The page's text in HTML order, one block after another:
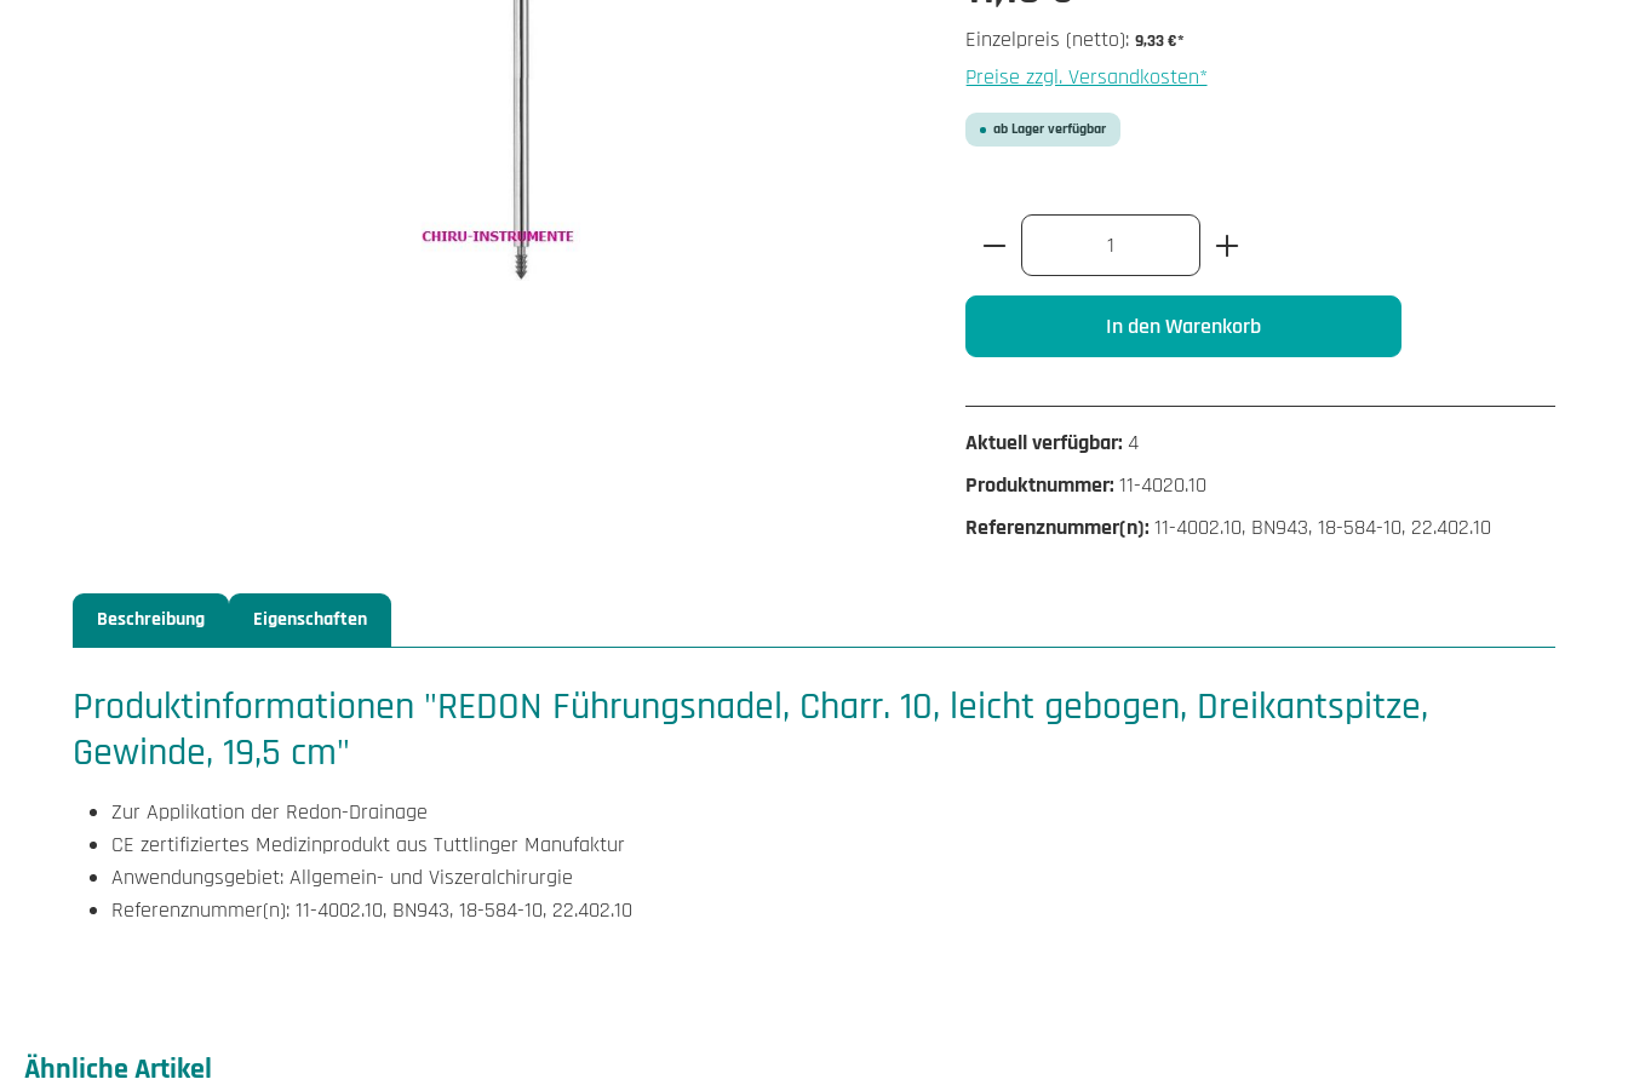
Einzelpreis (netto): 9,33 €*
Preise zzgl. Versandkosten*
ab Lager verfügbar
Produkt Anzahl: Gib den gewünschten Wert ein oder
In den Warenkorb
Aktuell verfügbar:4
Produktnummer:11-4020.10
Referenznummer(n):11-4002.10, BN943, 18-584-10, 22.402.10
Beschreibung Eigenschaften
Produktinformationen "REDON Führungsnadel, Charr. 10, leicht gebogen, Dreikantspitze,
Gewinde, 19,5 cm"
Zur Applikation der Redon-Drainage
CE zertifiziertes Medizinprodukt aus Tuttlinger Manufaktur
Anwendungsgebiet: Allgemein- und Viszeralchirurgie
Referenznummer(n): 11-4002.10, BN943, 18-584-10, 22.402.10
Produktgalerie überspringen
Ähnliche Artikel